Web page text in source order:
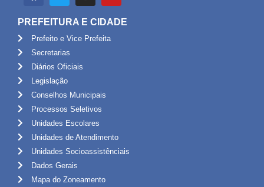
PREFEITURA E CIDADE
Prefeito e Vice Prefeita
Secretarias
Diários Oficiais
Legislação
Conselhos Municipais
Processos Seletivos
Unidades Escolares
Unidades de Atendimento
Unidades Socioassistênciais
Dados Gerais
Mapa do Zoneamento